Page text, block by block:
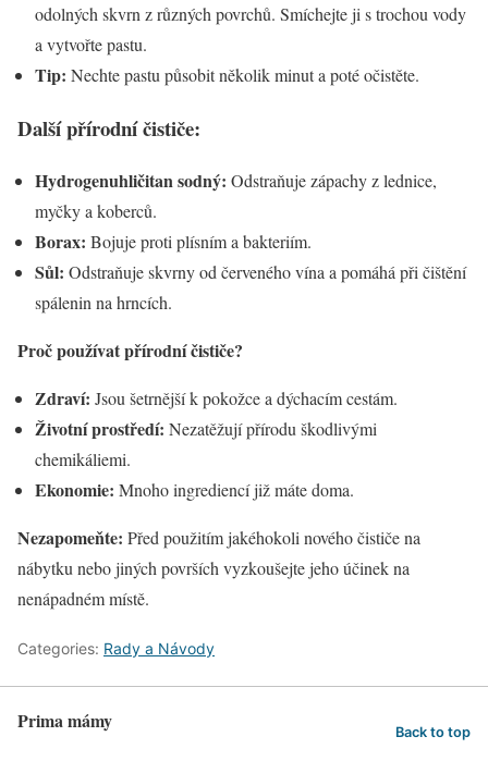
odolných skvrn z různých povrchů. Smíchejte ji s trochou vody
a vytvořte pastu.
Tip: Nechte pastu působit několik minut a poté očistěte.
Další přírodní čističe:
Hydrogenuhličitan sodný: Odstraňuje zápachy z lednice,
myčky a koberců.
Borax: Bojuje proti plísním a bakteriím.
Sůl: Odstraňuje skvrny od červeného vína a pomáhá při čištění
spálenin na hrncích.
Proč používat přírodní čističe?
Zdraví: Jsou šetrnější k pokožce a dýchacím cestám.
Životní prostředí: Nezatěžují přírodu škodlivými
chemikáliemi.
Ekonomie: Mnoho ingrediencí již máte doma.
Nezapomeňte: Před použitím jakéhokoli nového čističe na
nábytku nebo jiných površích vyzkoušejte jeho účinek na
nenápadném místě.
Categories: Rady a Návody
Prima mámy Back to top